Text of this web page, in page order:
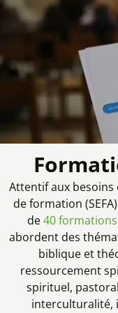
Attentif aux besoins
de formation
de40
abordent des
biblique et
ressourcement
spirituel,
interculturalité,